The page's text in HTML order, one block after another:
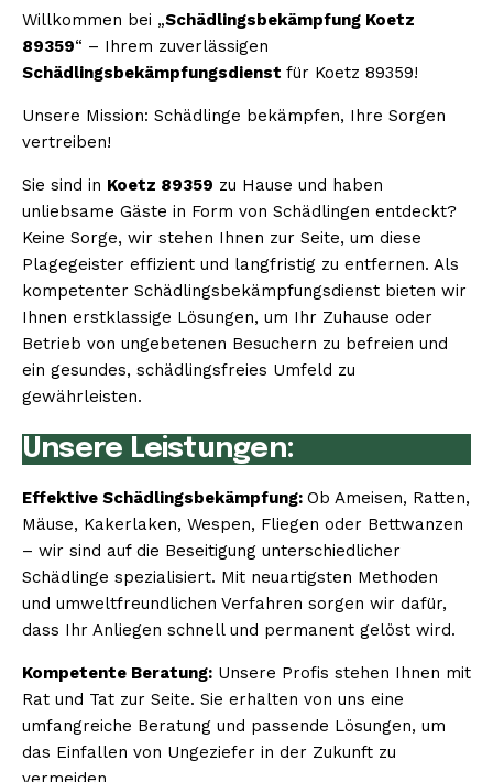
Willkommen bei „Schädlingsbekämpfung Koetz
89359“ – Ihrem zuverlässigen
Schädlingsbekämpfungsdienst für Koetz 89359!
Unsere Mission: Schädlinge bekämpfen, Ihre Sorgen
vertreiben!
Sie sind in Koetz 89359 zu Hause und haben
unliebsame Gäste in Form von Schädlingen entdeckt?
Keine Sorge, wir stehen Ihnen zur Seite, um diese
Plagegeister effizient und langfristig zu entfernen. Als
kompetenter Schädlingsbekämpfungsdienst bieten wir
Ihnen erstklassige Lösungen, um Ihr Zuhause oder
Betrieb von ungebetenen Besuchern zu befreien und
ein gesundes, schädlingsfreies Umfeld zu
gewährleisten.
Unsere Leistungen:
Effektive Schädlingsbekämpfung: Ob Ameisen, Ratten,
Mäuse, Kakerlaken, Wespen, Fliegen oder Bettwanzen
– wir sind auf die Beseitigung unterschiedlicher
Schädlinge spezialisiert. Mit neuartigsten Methoden
und umweltfreundlichen Verfahren sorgen wir dafür,
dass Ihr Anliegen schnell und permanent gelöst wird.
Kompetente Beratung: Unsere Profis stehen Ihnen mit
Rat und Tat zur Seite. Sie erhalten von uns eine
umfangreiche Beratung und passende Lösungen, um
das Einfallen von Ungeziefer in der Zukunft zu